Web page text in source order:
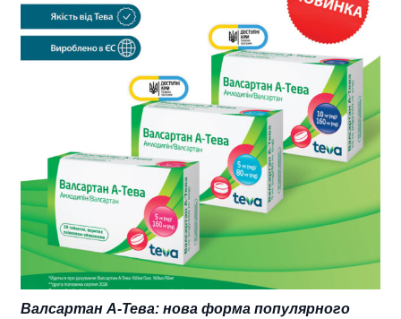
Валсартан А-Тева: нова форма популярного